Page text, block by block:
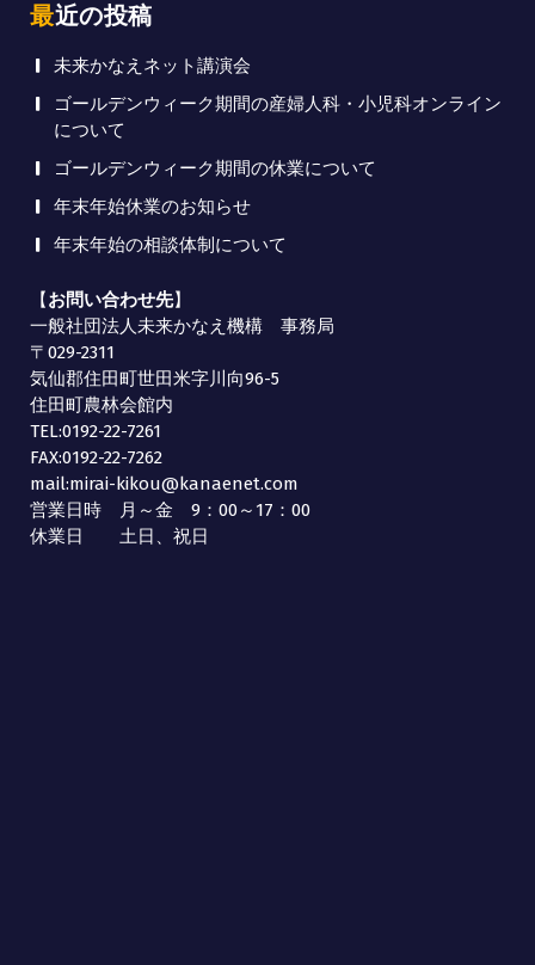
最近の投稿
未来かなえネット講演会
ゴールデンウィーク期間の産婦人科・小児科オンライン
について
ゴールデンウィーク期間の休業について
年末年始休業のお知らせ
年末年始の相談体制について
【お問い合わせ先】
一般社団法人未来かなえ機構 事務局
〒029-2311
気仙郡住田町世田米字川向96-5
住田町農林会館内
TEL:0192-22-7261
FAX:0192-22-7262
mail:mirai-kikou@kanaenet.com
営業日時 月～金 9：00～17：00
休業日 土日、祝日